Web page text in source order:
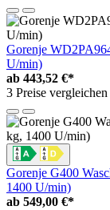
Gorenje
U/min)
ab 443,52 €*
3 Preise vergleichen
Gorenje G400
1400 U/min)
ab 549,00 €*